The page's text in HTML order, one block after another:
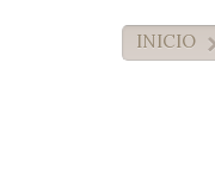
INICIO